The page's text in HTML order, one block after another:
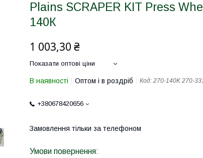
Plains SCRAPER KIT Press
140К
1 003,30 ₴
Показати оптові ціни
В наявності Оптом і в роздріб Код: 270-140K 270-
+380678420656
Замовлення тільки за телефоном